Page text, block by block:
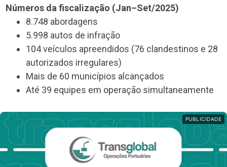
Números da fiscalização (Jan–Set/2025)
8.748 abordagens
5.998 autos de infração
104 veículos apreendidos (76 clandestinos e 28
autorizados irregulares)
Mais de 60 municípios alcançados
Até 39 equipes em operação simultaneamente
PUBLICIDADE